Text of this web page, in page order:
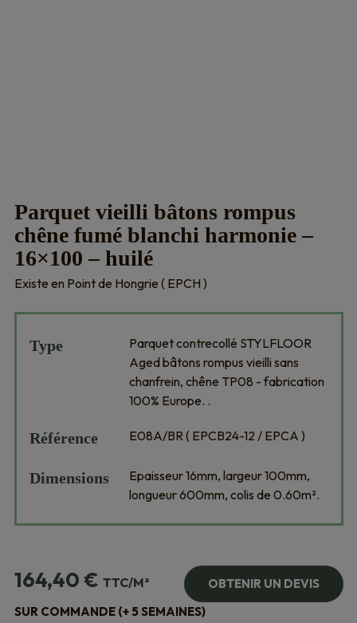
Parquet vieilli bâtons rompus
chêne fumé blanchi harmonie –
16×100 – huilé
Existe en Point de Hongrie ( EPCH )
Type
Parquet contrecollé STYLFLOOR
Aged bâtons rompus vieilli sans
chanfrein, chêne TP08 - fabrication
100% Europe. .
Référence E08A/BR ( EPCB24-12 / EPCA )
Dimensions
Epaisseur 16mm, largeur 100mm,
longueur 600mm, colis de 0.60m².
164,40€ TTC/M²
OBTENIR UN DEVIS
SUR COMMANDE (+ 5 SEMAINES)